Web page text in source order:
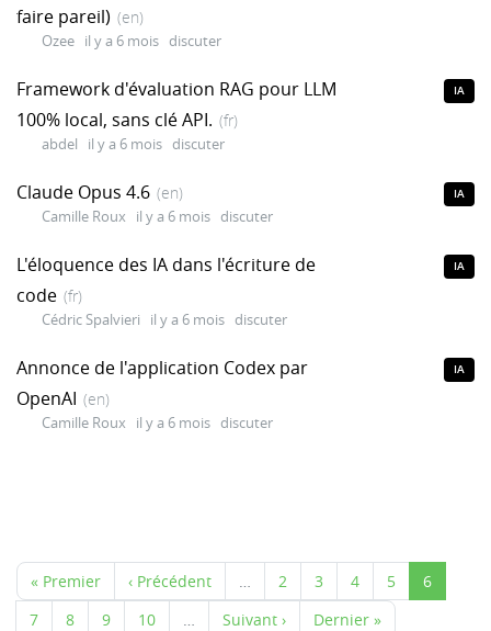
faire pareil) (en)
Ozee il y a 6 mois discuter
Framework d'évaluation RAG pour LLM
100% local, sans clé API. (fr)
abdel il y a 6 mois discuter
IA
Claude Opus 4.6 (en)
Camille Roux il y a 6 mois discuter
IA
L'éloquence des IA dans l'écriture de
code (fr)
Cédric Spalvieri il y a 6 mois discuter
IA
Annonce de l'application Codex par
OpenAI (en)
Camille Roux il y a 6 mois discuter
IA
« Premier ‹ Précédent 2 3 4 5
6
7
8 9 10 Suivant › Dernier »